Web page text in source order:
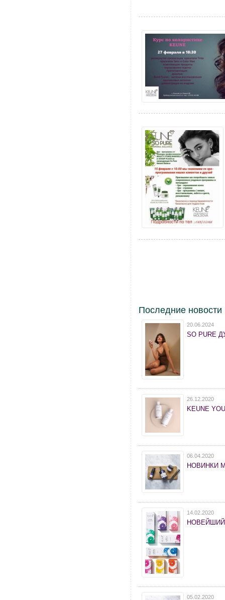
Последние новости
20.06.2024
SO PURE
26.12.2020
KEUNE
06.04.2020
НОВИНКИ
14.02.2020
05.02.2020